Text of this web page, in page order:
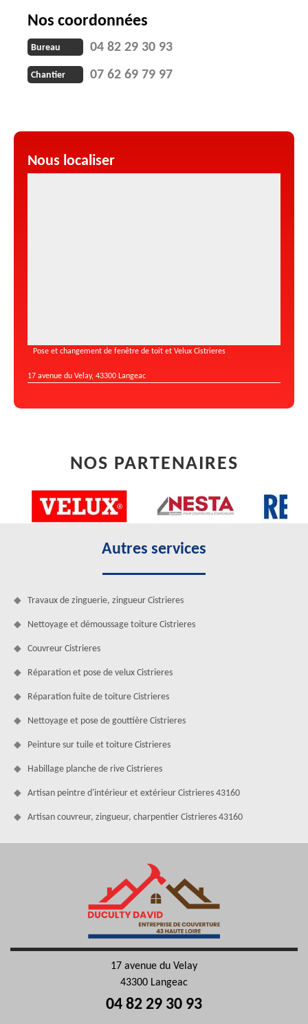
Nos coordonnées
Bureau 04 82 29 30 93
Chantier 07 62 69 79 97
Nous localiser
Pose et changement de fenêtre de toit et Velux Cistrieres
17 avenue du Velay, 43300 Langeac
NOS PARTENAIRES
Autres services
Travaux de zinguerie, zingueur Cistrieres
Nettoyage et démoussage toiture Cistrieres
Couvreur Cistrieres
Réparation et pose de velux Cistrieres
Réparation fuite de toiture Cistrieres
Nettoyage et pose de gouttière Cistrieres
Peinture sur tuile et toiture Cistrieres
Habillage planche de rive Cistrieres
Artisan peintre d'intérieur et extérieur Cistrieres 43160
Artisan couvreur, zingueur, charpentier Cistrieres 43160
17 avenue du Velay
43300 Langeac
04 82 29 30 93